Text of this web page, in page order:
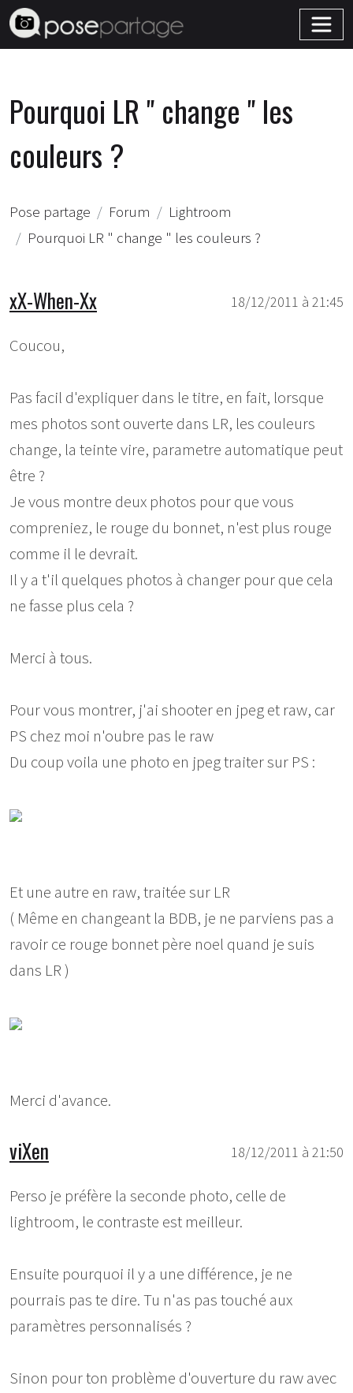
Pourquoi LR " change " les
couleurs ?
Pose partage Forum
Lightroom
Pourquoi LR " change " les couleurs ?
18/12/2011 à 21:45
xX-When-Xx
Coucou,
Pas facil d'expliquer dans le titre, en fait, lorsque
mes photos sont ouverte dans LR, les couleurs
change, la teinte vire, parametre automatique peut
être ?
Je vous montre deux photos pour que vous
compreniez, le rouge du bonnet, n'est plus rouge
comme il le devrait.
Il y a t'il quelques photos à changer pour que cela
ne fasse plus cela ?
Merci à tous.
Pour vous montrer, j'ai shooter en jpeg et raw, car
PS chez moi n'oubre pas le raw
Du coup voila une photo en jpeg traiter sur PS :
Et une autre en raw, traitée sur LR
( Même en changeant la BDB, je ne parviens pas a
ravoir ce rouge bonnet père noel quand je suis
dans LR )
Merci d'avance.
18/12/2011 à 21:50
viXen
Perso je préfère la seconde photo, celle de
lightroom, le contraste est meilleur.
Ensuite pourquoi il y a une différence, je ne
pourrais pas te dire. Tu n'as pas touché aux
paramètres personnalisés ?
Sinon pour ton problème d'ouverture du raw avec